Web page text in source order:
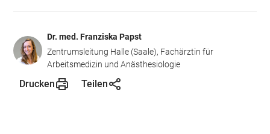
Dr. med. Franziska Papst
Zentrumsleitung Halle (Saale), Fachärztin für
Arbeitsmedizin und Anästhesiologie
Drucken Teilen